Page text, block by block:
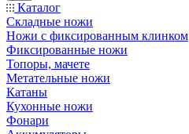
Каталог
Складные ножи
Ножи с фиксированным клинком
Фиксированные ножи
Топоры, мачете
Метательные ножи
Катаны
Кухонные ножи
Фонари